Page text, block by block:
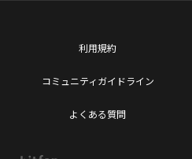
利用規約
コミュニティガイドライン
よくある質問